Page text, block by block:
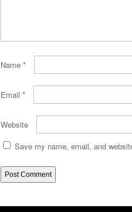
Name *
Email *
Website
Save my name, email, and